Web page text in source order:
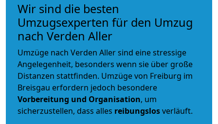
Wir sind die besten
Umzugsexperten für den Umzug
nach Verden Aller
Umzüge nach Verden Aller sind eine stressige
Angelegenheit, besonders wenn sie über große
Distanzen stattfinden. Umzüge von Freiburg im
Breisgau erfordern jedoch besondere
Vorbereitung und Organisation, um
sicherzustellen, dass alles reibungslosverläuft.